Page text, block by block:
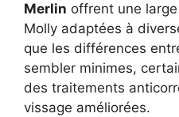
Merlin offrent une
Molly adaptées à
que les différences
sembler minimes,
des traitements
vissage améliorées.